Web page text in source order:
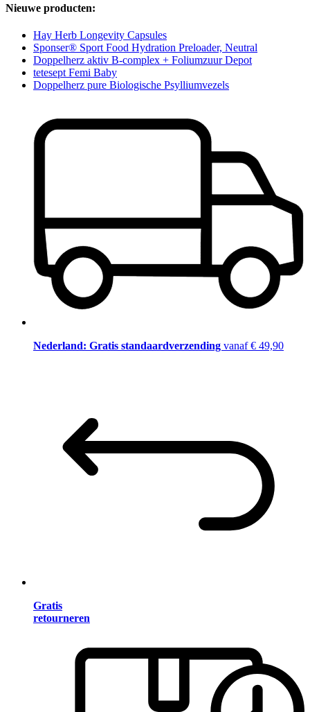
Nieuwe producten:
Hay Herb Longevity Capsules
Sponser® Sport Food Hydration Preloader, Neutral
Doppelherz aktiv B-complex + Foliumzuur Depot
tetesept Femi Baby
Doppelherz pure Biologische Psylliumvezels
Nederland: Gratis standaardverzending vanaf € 49,90
Gratis
retourneren